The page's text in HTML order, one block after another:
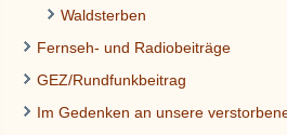
Waldsterben
Fernseh- und Radiobeiträge
GEZ/Rundfunkbeitrag
Im Gedenken an unsere